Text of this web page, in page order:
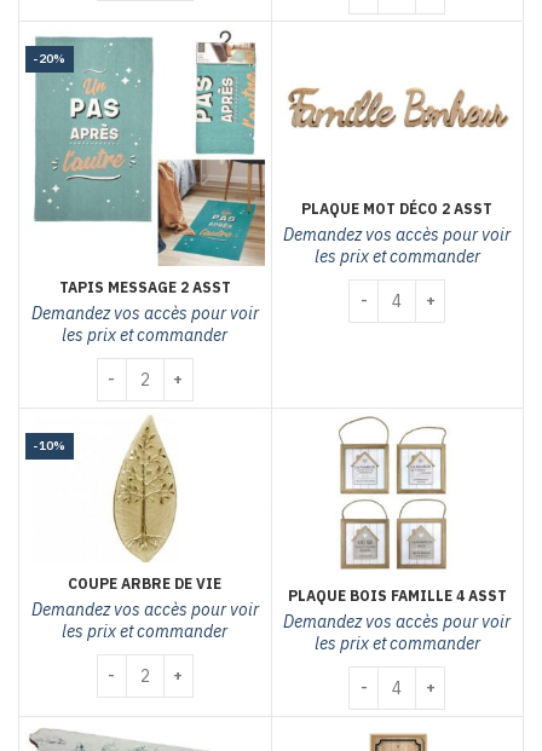
-20%
TAPIS MESSAGE 2 ASST
Demandez vos accès pour voir
les prix et commander
quantité de Tapis message 2 asst
PLAQUE MOT DÉCO 2 ASST
Demandez vos accès pour voir
les prix et commander
quantité de Plaque mot
-10%
COUPE ARBRE DE VIE
Demandez vos accès pour voir
les prix et commander
quantité de coupe arbre de vie
PLAQUE BOIS FAMILLE 4 ASST
Demandez vos accès pour voir
les prix et commander
quantité de Plaque bois